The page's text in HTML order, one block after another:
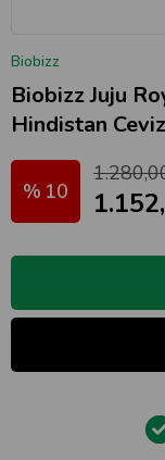
Biobizz
Biobizz Juju
Hindistan
10